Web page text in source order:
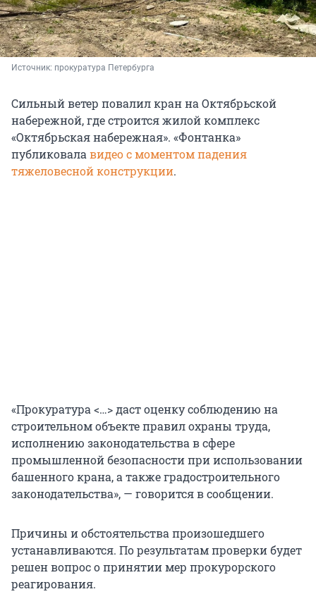
Источник: прокуратура Петербурга
Сильный ветер повалил кран на Октябрьской
набережной, где строится жилой комплекс
«Октябрьская набережная». «Фонтанка»
публиковала видео с моментом падения
тяжеловесной конструкции.
«Прокуратура <…> даст оценку соблюдению на
строительном объекте правил охраны труда,
исполнению законодательства в сфере
промышленной безопасности при использовании
башенного крана, а также градостроительного
законодательства», — говорится в сообщении.
Причины и обстоятельства произошедшего
устанавливаются. По результатам проверки будет
решен вопрос о принятии мер прокурорского
реагирования.